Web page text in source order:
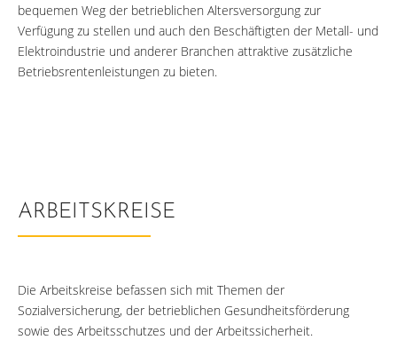
bequemen Weg der betrieblichen Altersversorgung zur
Verfügung zu stellen und auch den Beschäftigten der Metall- und
Elektroindustrie und anderer Branchen attraktive zusätzliche
Betriebsrentenleistungen zu bieten.
ARBEITSKREISE
Die Arbeitskreise befassen sich mit Themen der
Sozialversicherung, der betrieblichen Gesundheitsförderung
sowie des Arbeitsschutzes und der Arbeitssicherheit.